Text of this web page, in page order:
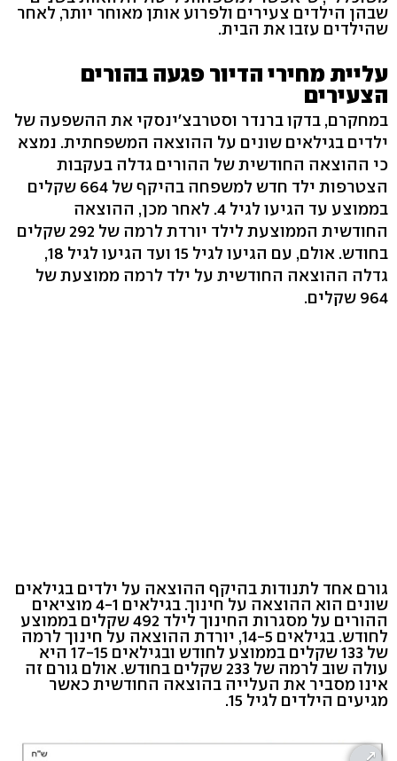
שבהן הילדים צעירים ולפרוע אותן מאוחר יותר, לאחר
שהילדים עזבו את הבית.
עליית מחירי הדיור פגעה בהורים
הצעירים
במחקרם, בדקו ברנדר וסטרבצ'ינסקי את ההשפעה של
ילדים בגילאים שונים על ההוצאה המשפחתית. נמצא
כי ההוצאה החודשית של ההורים גדלה בעקבות
הצטרפות ילד חדש למשפחה בהיקף של 664 שקלים
בממוצע עד הגיעו לגיל 4. לאחר מכן, ההוצאה
החודשית הממוצעת לילד יורדת לרמה של 292 שקלים
בחודש. אולם, עם הגיעו לגיל 15 ועד הגיעו לגיל 18,
גדלה ההוצאה החודשית על ילד לרמה ממוצעת של
964 שקלים.
גורם אחד לתנודות בהיקף ההוצאה על ילדים בגילאים
שונים הוא ההוצאה על חינוך. בגילאים 4-1 מוציאים
ההורים על מסגרות החינוך לילד 492 שקלים בממוצע
לחודש. בגילאים 14-5, יורדת ההוצאה על חינוך לרמה
של 133 שקלים בממוצע לחודש ובגילאים 17-15 היא
עולה שוב לרמה של 233 שקלים בחודש. אולם גורם זה
אינו מסביר את העלייה בהוצאה החודשית כאשר
מגיעים הילדים לגיל 15.